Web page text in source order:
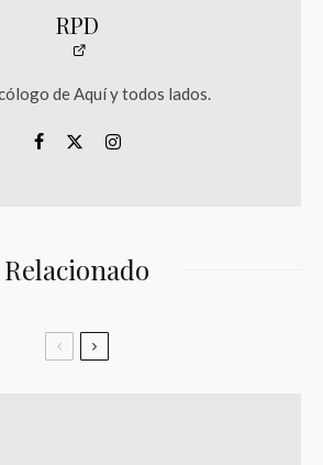
RPD
de Aquí y todos lados.
Relacionado